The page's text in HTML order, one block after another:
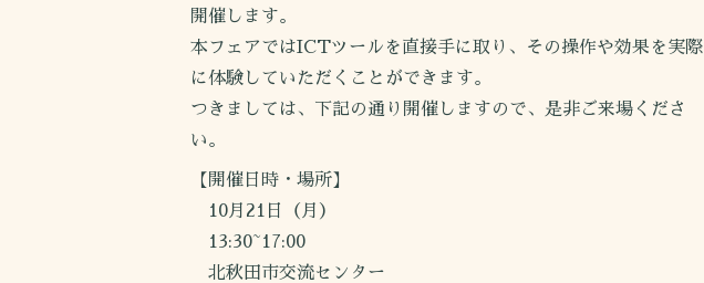
開催します。
本フェアではICTツールを直接手に取り、その操作や効果を実際
に体験していただくことができます。
つきましては、下記の通り開催しますので、是非ご来場くださ
い。
【開催日時・場所】
10月21日（月）
13:30~17:00
北秋田市交流センター